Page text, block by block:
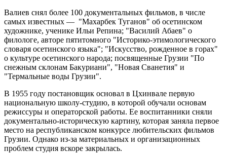
Валиев снял более 100 документальных фильмов, в числе
самых известных — "Махарбек Туганов" об осетинском
художнике, ученике Ильи Репина; "Василий Абаев" о
филологе, авторе пятитомного "Историко-этимологического
словаря осетинского языка"; "Искусство, рожденное в горах"
о культуре осетинского народа; посвященные Грузии "По
снежным склонам Бакуриани", "Новая Сванетия" и
"Термальные воды Грузии".
В 1955 году постановщик основал в Цхинвале первую
национальную школу-студию, в которой обучали основам
режиссуры и операторской работы. Ее воспитанники сняли
документально-историческую картину, которая заняла первое
место на республиканском конкурсе любительских фильмов
Грузии. Однако из-за материальных и организационных
проблем студия вскоре закрылась.